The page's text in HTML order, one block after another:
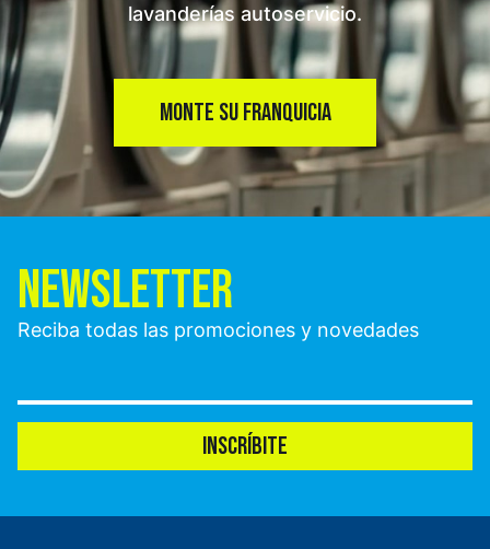
lavanderías autoservicio.
MONTE SU FRANQUICIA
NEWSLETTER
Reciba todas las promociones y novedades
INSCRÍBITE